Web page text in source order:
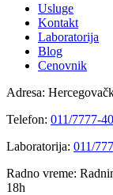
Usluge
Kontakt
Laboratorija
Blog
Cenovnik
Adresa:
Telefon: 011/7777-
Laboratorija: 011/
Radno vreme:
18h